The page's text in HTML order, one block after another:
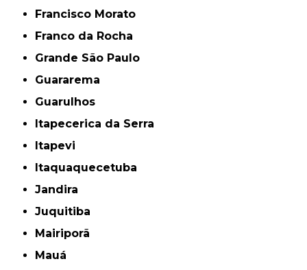
Francisco Morato
Franco da Rocha
Grande São Paulo
Guararema
Guarulhos
Itapecerica da Serra
Itapevi
Itaquaquecetuba
Jandira
Juquitiba
Mairiporã
Mauá